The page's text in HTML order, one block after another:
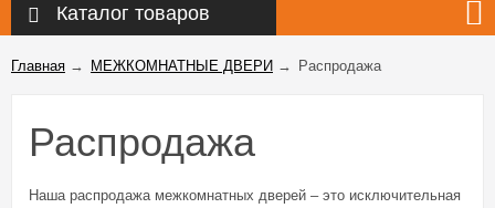
Каталог товаров
Главная → МЕЖКОМНАТНЫЕ ДВЕРИ → Распродажа
Распродажа
Наша распродажа межкомнатных дверей – это исключительная